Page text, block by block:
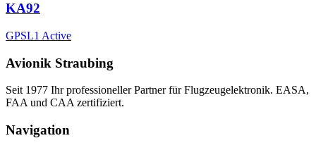
KA92
GPSL1 Active
Avionik Straubing
Seit 1977 Ihr professioneller Partner für Flugzeugelektronik. EASA,
FAA und CAA zertifiziert.
Navigation